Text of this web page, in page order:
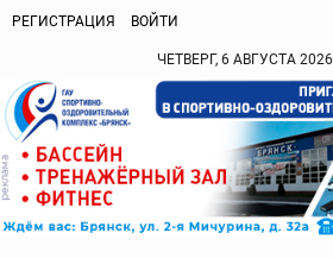
РЕГИСТРАЦИЯ ВОЙТИ
ЧЕТВЕРГ, 6 АВГУСТА